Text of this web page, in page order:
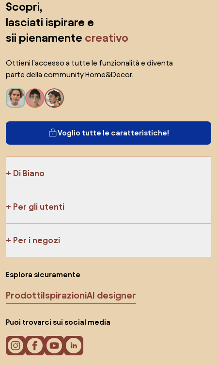
Scopri,
lasciati ispirare e
sii pienamente creativo
Ottieni l'accesso a tutte le funzionalità e diventa
parte della community Home&Decor.
Voglio tutte le caratteristiche!
Di Biano
Per gli utenti
Per i negozi
Esplora sicuramente
ProdottiIspirazioniAI designer
Puoi trovarci sui social media